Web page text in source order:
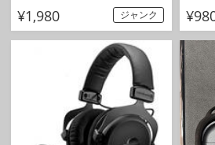
¥1,980 ジャンク